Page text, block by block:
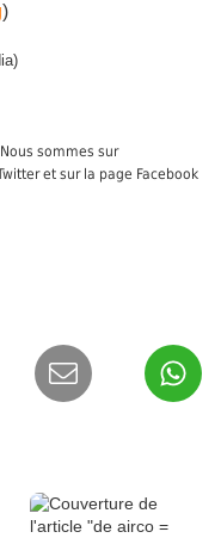
)
sommes sur
et sur la page Facebook